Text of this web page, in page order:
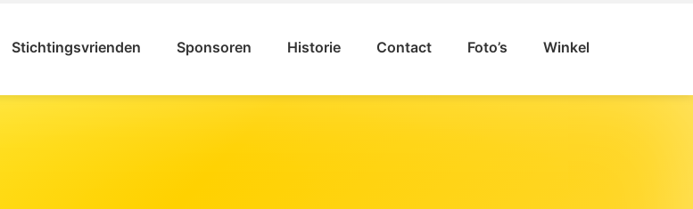
Stichtingsvrienden Sponsoren Historie Contact Foto’s Winkel